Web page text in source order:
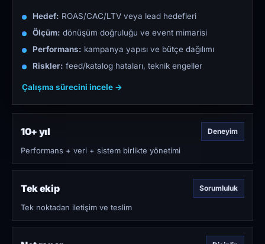
Hedef: ROAS/CAC/LTV veya lead hedefleri
Ölçüm: dönüşüm doğruluğu ve event mimarisi
Performans: kampanya yapısı ve bütçe dağılımı
Riskler: feed/katalog hataları, teknik engeller
Çalışma sürecini incele →
10+ yıl Deneyim
Performans + veri + sistem birlikte yönetimi
Tek ekip Sorumluluk
Tek noktadan iletişim ve teslim